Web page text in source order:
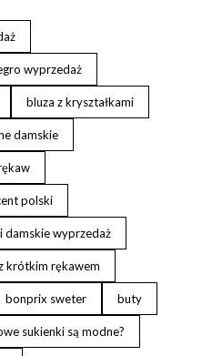
wyprzedaż
bluza z kryształkami
damskie
polski
damskie wyprzedaż
krótkim rękawem
bonprix sweter buty
sukienki są modne?